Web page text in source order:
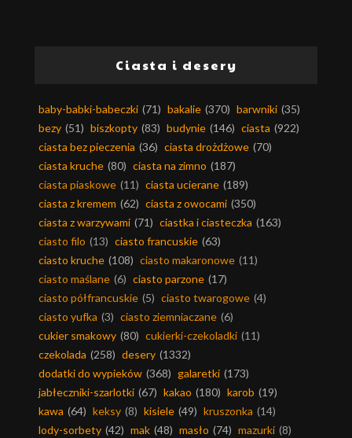
Ciasta i desery
baby-babki-babeczki (71) bakalie (370) barwniki (35)
bezy (51) biszkopty (83) budynie (146) ciasta (922)
ciasta bez pieczenia (36) ciasta drożdżowe (70)
ciasta kruche (80) ciasta na zimno (187)
ciasta piaskowe (11) ciasta ucierane (189)
ciasta z kremem (62) ciasta z owocami (350)
ciasta z warzywami (71) ciastka i ciasteczka (163)
ciasto filo (13) ciasto francuskie (63)
ciasto kruche (108) ciasto makaronowe (11)
ciasto maślane (6) ciasto parzone (17)
ciasto półfrancuskie (5) ciasto twarogowe (4)
ciasto yufka (3) ciasto ziemniaczane (6)
cukier smakowy (80) cukierki-czekoladki (11)
czekolada (258) desery (1332)
dodatki do wypieków (368) galaretki (173)
jabłeczniki-szarlotki (67) kakao (180) karob (19)
kawa (64) keksy (8) kisiele (49) kruszonka (14)
lody-sorbety (42) mak (48) masło (74) mazurki (8)